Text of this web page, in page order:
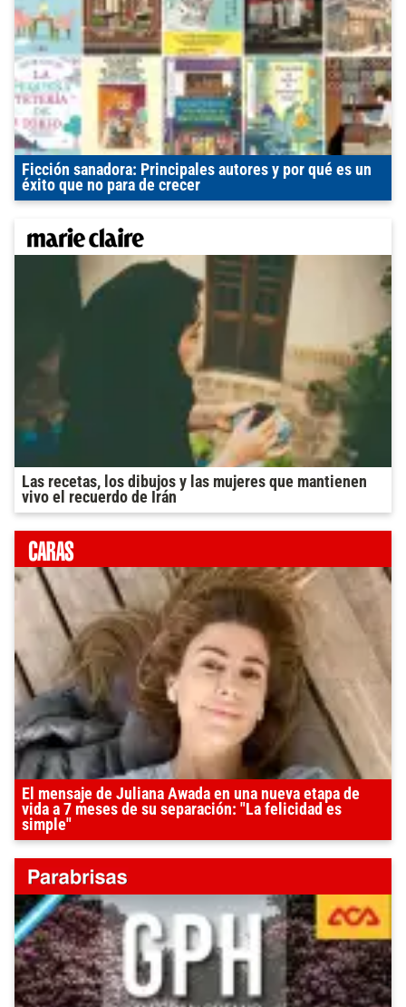
Ficción sanadora: Principales autores y por qué es un
éxito que no para de crecer
Las recetas, los dibujos y las mujeres que mantienen
vivo el recuerdo de Irán
El mensaje de Juliana Awada en una nueva etapa de
vida a 7 meses de su separación: "La felicidad es
simple"